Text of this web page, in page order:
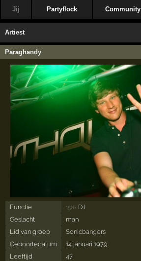
Jij Partyflock Community
Artiest
Paraghandy
Functie 150× DJ
Geslacht
man
Lid van groep
Sonicbangers
Geboortedatum
14 januari 1979
Leeftijd
47